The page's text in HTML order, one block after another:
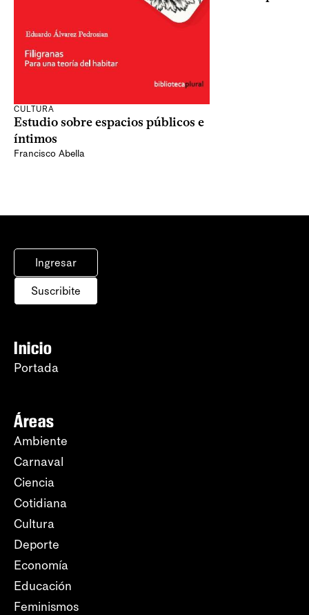
CULTURA
Estudio sobre espacios públicos e
íntimos
Francisco Abella
Ingresar
Suscribite
Inicio
Portada
Áreas
Ambiente
Carnaval
Ciencia
Cotidiana
Cultura
Deporte
Economía
Educación
Feminismos